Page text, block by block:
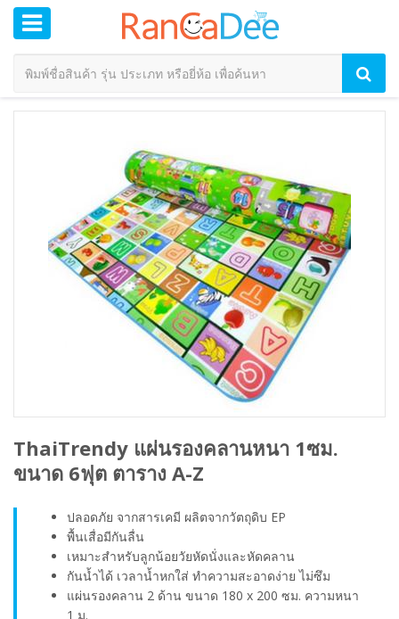
ThaiTrendy แผ่นรองคลานหนา 1ซม.
ขนาด 6ฟุต ตาราง A-Z
ปลอดภัย จากสารเคมี ผลิตจากวัตถุดิบ EP
พื้นเสื่อมีกันลื่น
เหมาะสำหรับลูกน้อยวัยหัดนั่งและหัดคลาน
กันน้ำได้ เวลาน้ำหกใส่ ทำความสะอาดง่าย ไม่ซึม
แผ่นรองคลาน 2 ด้าน ขนาด 180 x 200 ซม. ความหนา
1 ม.